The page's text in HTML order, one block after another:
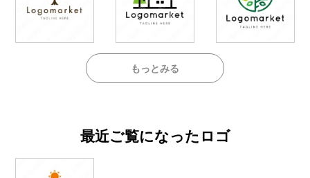
もっとみる
最近ご覧になったロゴ